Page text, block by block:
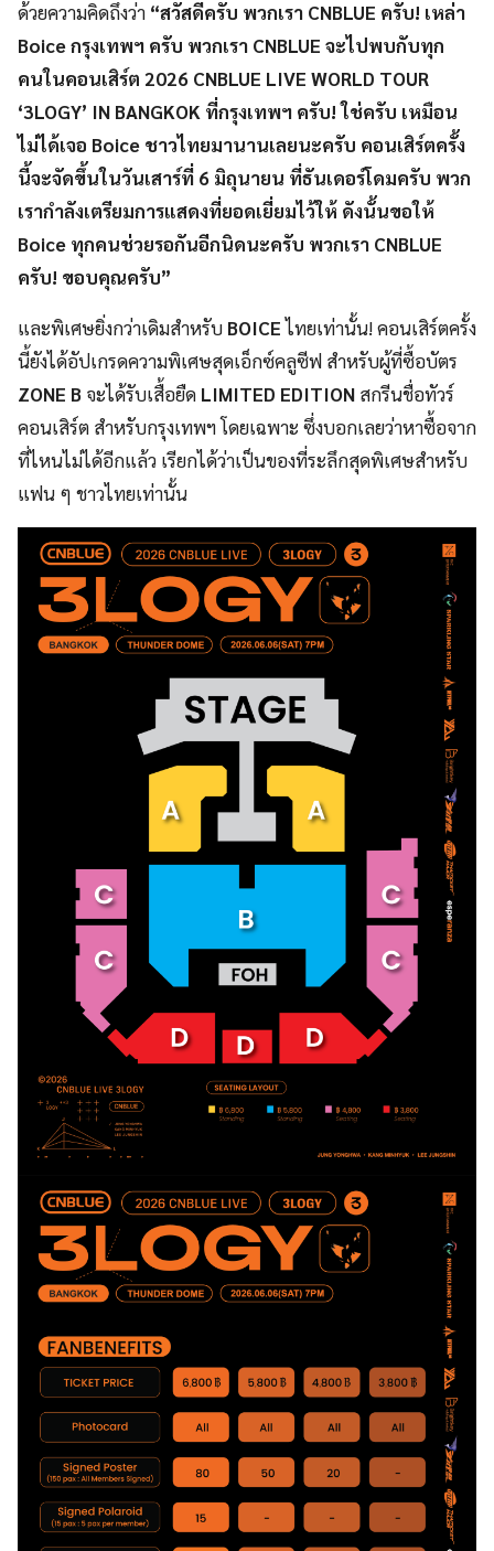
ด้วยความคิดถึงว่า “สวัสดีครับ พวกเรา CNBLUE ครับ! เหล่า
Boice กรุงเทพฯ ครับ พวกเรา CNBLUE จะไปพบกับทุก
คนในคอนเสิร์ต 2026 CNBLUE LIVE WORLD TOUR
‘3LOGY’ IN BANGKOK ที่กรุงเทพฯ ครับ! ใช่ครับ เหมือน
ไม่ได้เจอ Boice ชาวไทยมานานเลยนะครับ คอนเสิร์ตครั้ง
นี้จะจัดขึ้นในวันเสาร์ที่ 6 มิถุนายน ที่ธันเดอร์โดมครับ พวก
เรากำลังเตรียมการแสดงที่ยอดเยี่ยมไว้ให้ ดังนั้นขอให้
Boice ทุกคนช่วยรอกันอีกนิดนะครับ พวกเรา CNBLUE
ครับ! ขอบคุณครับ”
และพิเศษยิ่งกว่าเดิมสำหรับ BOICEไทยเท่านั้น! คอนเสิร์ตครั้ง
นี้ยังได้อัปเกรดความพิเศษสุดเอ็กซ์คลูซีฟ สำหรับผู้ที่ซื้อบัตร
ZONE B จะได้รับเสื้อยืด LIMITED EDITION สกรีนชื่อทัวร์
คอนเสิร์ต สำหรับกรุงเทพฯ โดยเฉพาะ ซึ่งบอกเลยว่าหาซื้อจาก
ที่ไหนไม่ได้อีกแล้ว เรียกได้ว่าเป็นของที่ระลึกสุดพิเศษสำหรับ
แฟน ๆ ชาวไทยเท่านั้น